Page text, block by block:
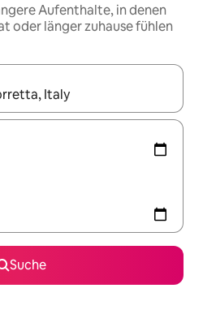
Aufenthalte, in denen
oder länger zuhause fühlen
sind, navigiere mit den
Suche